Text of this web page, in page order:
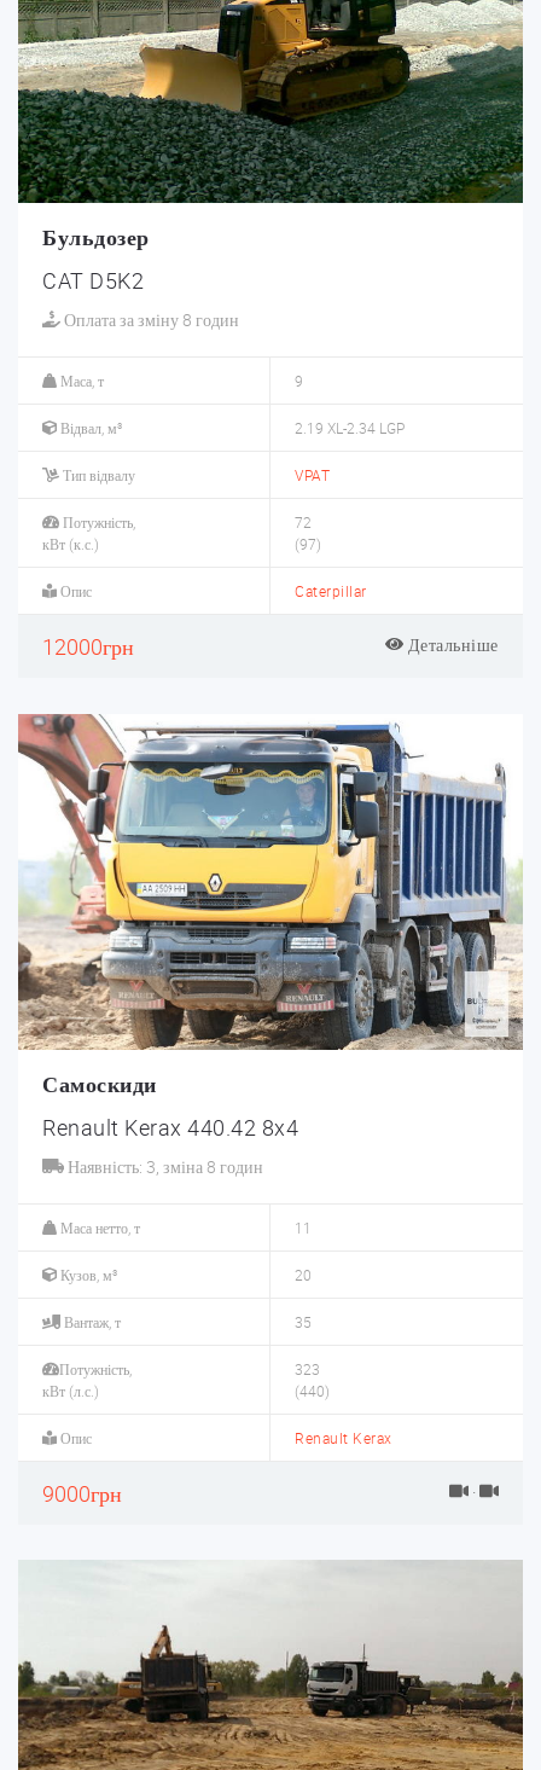
Бульдозер
CAT D5K2
Оплата за зміну 8 годин
Маса, т 9
Відвал, м³ 2.19 XL-2.34 LGP
Тип відвалу VPAT
Потужність,
кВт (к.с.)
72
(97)
Опис Caterpillar
12000грн Детальніше
Самоскиди
Renault Kerax 440.42 8x4
Наявність: 3, зміна 8 годин
Маса нетто, т 11
Кузов, м³ 20
Вантаж, т 35
Потужність,
кВт (л.с.)
323
(440)
Опис Renault Kerax
9000грн ·